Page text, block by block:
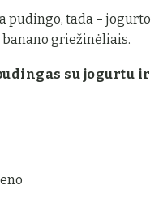
pudingo, tada – jogurto
griežinėliais.
su jogurtu ir